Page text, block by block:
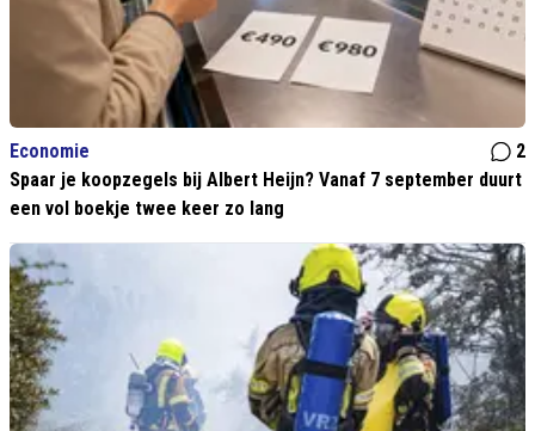
Economie
2
Spaar je koopzegels bij Albert Heijn? Vanaf 7 september duurt
een vol boekje twee keer zo lang